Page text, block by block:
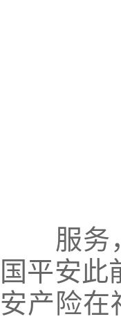
服务，
国平安此
安产险在